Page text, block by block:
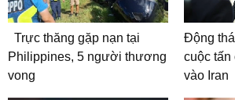
Trực thăng gặp nạn tại
Philippines, 5 người thương
vong
Động
cuộc tấn
vào Iran